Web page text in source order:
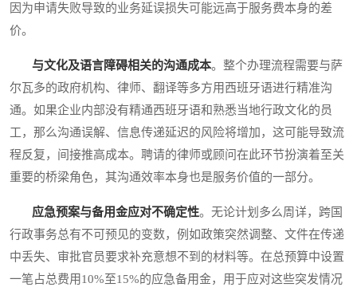
因为申请失败导致的业务延误损失可能远高于服务费本身的差
价。
与文化及语言障碍相关的沟通成本。整个办理流程需要与萨
尔瓦多的政府机构、律师、翻译等多方用西班牙语进行精准沟
通。如果企业内部没有精通西班牙语和熟悉当地行政文化的员
工，那么沟通误解、信息传递延迟的风险将增加，这可能导致流
程反复，间接推高成本。聘请的律师或顾问在此环节扮演着至关
重要的桥梁角色，其沟通效率本身也是服务价值的一部分。
应急预案与备用金应对不确定性。无论计划多么周详，跨国
行政事务总有不可预见的变数，例如政策突然调整、文件在传递
中丢失、审批官员要求补充意想不到的材料等。在总预算中设置
一笔占总费用10%至15%的应急备用金，用于应对这些突发情况